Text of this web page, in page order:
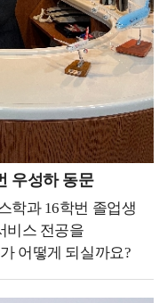
약 대학교 때로
선을 다해서 대학
대학교 생활들이
과거가 될 수
을 다하면
생활을 최대한
진심으로 축제를
로 공부도 하면서
좋겠습니다. '준비된
많이 들어본
당연하게 생각했던
. 정말 기회는 언제
.졸업 후 일과
니다. 검사나 치료 시작
꼼꼼하게
자연스럽게 털어놓을
은 환자와의
아닌 상호적인 대화와
나 자세, 몸짓 등
나 요구사항을
뢰 관계를 형성하는
움을 미리 파악하여
럼 전문적인 재활
와 보호자의
우성하 동문
학과 16학번 졸업생
비스 전공을
어떻게 되실까요?
사람들하고 얘기하고
고 부모님이